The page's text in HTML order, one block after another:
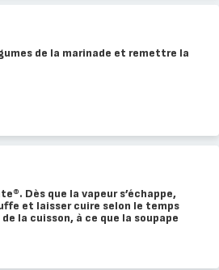
de la marinade et remettre la
Dès que la vapeur s’échappe,
et laisser cuire selon le temps
la cuisson, à ce que la soupape